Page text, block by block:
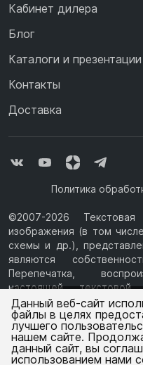
Кабинет дилера
Блог
Каталоги и презентации
Контакты
Доставка
Политика
©2007-2026
изображения (в том
схемы и др.),
являются
Перепечатка,
настоящей
изображений с Сайта
разрешения ООО
1077847433730,
Петербург,
сайте ekopromgroup.ru не
Ваш
Изменить
Данный веб-сайт
файлы в целях
лучшего
нашем сайте.
данный сайт, вы
использованием нами